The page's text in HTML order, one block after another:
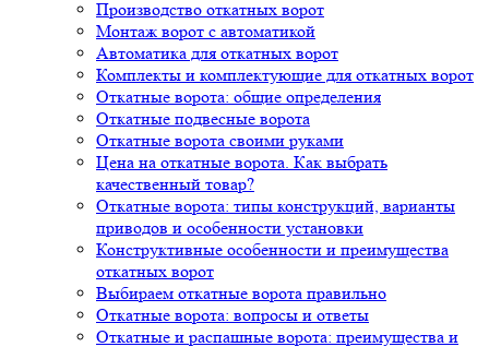
Производство откатных ворот
Монтаж ворот с автоматикой
Автоматика для откатных ворот
Комплекты и комплектующие для откатных ворот
Откатные ворота: общие определения
Откатные подвесные ворота
Откатные ворота своими руками
Цена на откатные ворота. Как выбрать
качественный товар?
Откатные ворота: типы конструкций, варианты
приводов и особенности установки
Конструктивные особенности и преимущества
откатных ворот
Выбираем откатные ворота правильно
Откатные ворота: вопросы и ответы
Откатные и распашные ворота: преимущества и